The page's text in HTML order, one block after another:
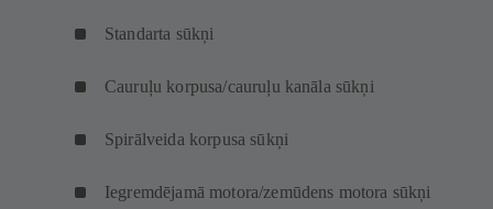
Standarta sūkņi
Cauruļu korpusa/cauruļu kanāla sūkņi
Spirālveida korpusa sūkņi
Iegremdējamā motora/zemūdens motora sūkņi